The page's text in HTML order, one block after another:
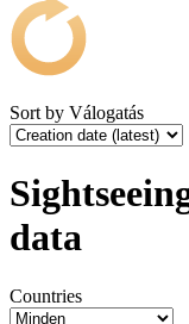
Sort by Válogatás
data
Countries